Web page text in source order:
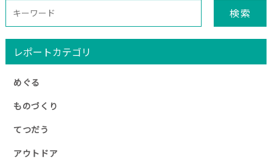
検索
レポートカテゴリ
めぐる
ものづくり
てつだう
アウトドア